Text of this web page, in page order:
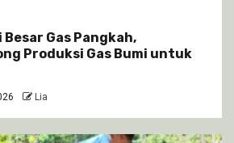
Gas Pangkah,
Produksi Gas Bumi untuk
Lia